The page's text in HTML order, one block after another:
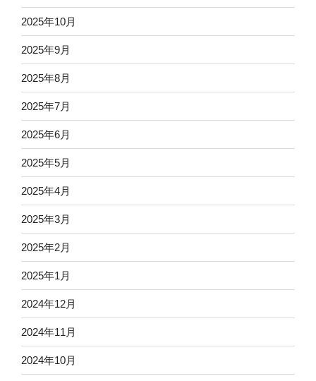
2025年10月
2025年9月
2025年8月
2025年7月
2025年6月
2025年5月
2025年4月
2025年3月
2025年2月
2025年1月
2024年12月
2024年11月
2024年10月